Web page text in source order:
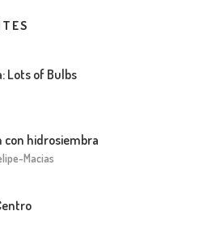
Lots of Bulbs
con hidrosiembra
Macias